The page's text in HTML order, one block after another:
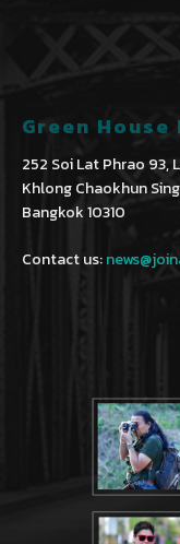
Green House
252 Soi Lat Phrao 93,
Khlong Chaokhun
Bangkok 10310
Contact us: